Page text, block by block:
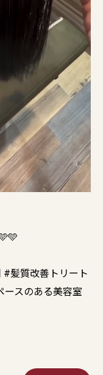
髪質改善トリート
ースのある美容室